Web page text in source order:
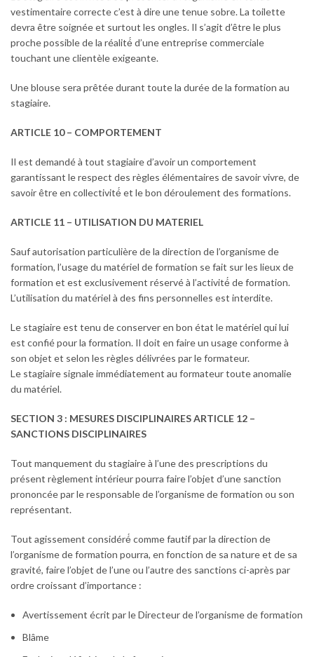
vestimentaire correcte c’est à dire une tenue sobre. La toilette
devra être soignée et surtout les ongles. Il s’agit d’être le plus
proche possible de la réalité́ d’une entreprise commerciale
touchant une clientèle exigeante.
Une blouse sera prêtée durant toute la durée de la formation au
stagiaire.
ARTICLE 10 – COMPORTEMENT
Il est demandé à tout stagiaire d’avoir un comportement
garantissant le respect des règles élémentaires de savoir vivre, de
savoir être en collectivité́ et le bon déroulement des formations.
ARTICLE 11 – UTILISATION DU MATERIEL
Sauf autorisation particulière de la direction de l’organisme de
formation, l’usage du matériel de formation se fait sur les lieux de
formation et est exclusivement réservé à l’activité́ de formation.
L’utilisation du matériel à des fins personnelles est interdite.
Le stagiaire est tenu de conserver en bon état le matériel qui lui
est confié pour la formation. Il doit en faire un usage conforme à
son objet et selon les règles délivrées par le formateur.
Le stagiaire signale immédiatement au formateur toute anomalie
du matériel.
SECTION 3 : MESURES DISCIPLINAIRES ARTICLE 12 –
SANCTIONS DISCIPLINAIRES
Tout manquement du stagiaire à l’une des prescriptions du
présent règlement intérieur pourra faire l’objet d’une sanction
prononcée par le responsable de l’organisme de formation ou son
représentant.
Tout agissement considéré́ comme fautif par la direction de
l’organisme de formation pourra, en fonction de sa nature et de sa
gravité, faire l’objet de l’une ou l’autre des sanctions ci-après par
ordre croissant d’importance :
Avertissement écrit par le Directeur de l’organisme de formation
Blâme